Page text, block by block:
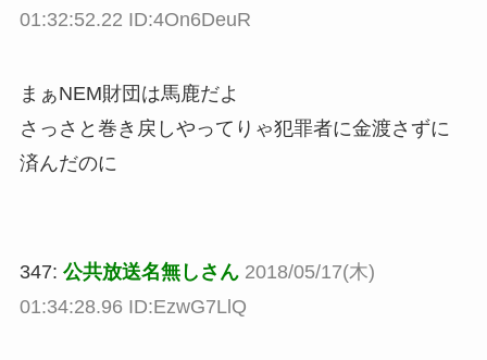
01:32:52.22 ID:4On6DeuR
まぁNEM財団は馬鹿だよ
さっさと巻き戻しやってりゃ犯罪者に金渡さずに
済んだのに
347: 公共放送名無しさん 2018/05/17(木)
01:34:28.96 ID:EzwG7LlQ